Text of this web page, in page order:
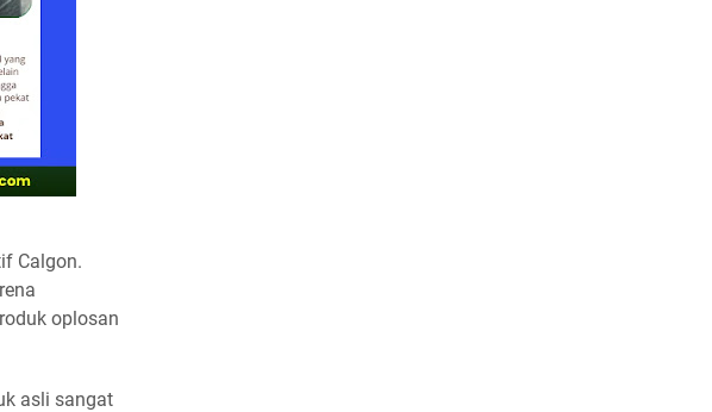
Calgon.
oplosan
asli sangat